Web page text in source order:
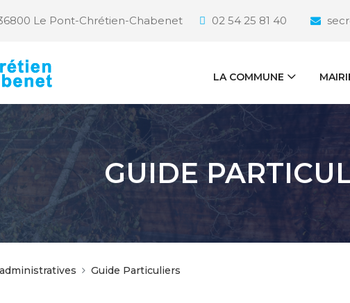
Le Pont-Chrétien-Chabenet 02 54 25 81 40
LA COMMUNE
GUIDE
Guide Particuliers